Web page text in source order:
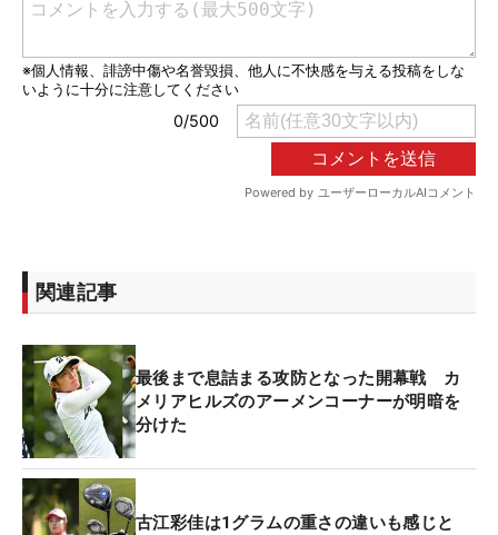
関連記事
最後まで息詰まる攻防となった開幕戦 カ
メリアヒルズのアーメンコーナーが明暗を
分けた
古江彩佳は1グラムの重さの違いも感じと